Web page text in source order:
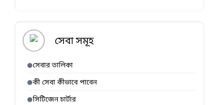
সেবা সমূহ
সেবার তালিকা
কী সেবা কীভাবে পাবেন
সিটিজেন চার্টার